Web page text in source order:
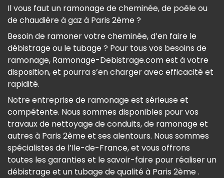
Il vous faut un ramonage de cheminée, de poêle ou
de chaudière à gaz à Paris 2ème ?
Besoin de ramoner votre cheminée, d’en faire le
débistrage ou le tubage ? Pour tous vos besoins de
ramonage, Ramonage-Debistrage.com est à votre
disposition, et pourra s’en charger avec efficacité et
rapidité.
Notre entreprise de ramonage est sérieuse et
compétente. Nous sommes disponibles pour vos
travaux de nettoyage de conduits, de ramonage et
autres à Paris 2ème et ses alentours. Nous sommes
spécialistes de l’Ile-de-France, et vous offrons
toutes les garanties et le savoir-faire pour réaliser un
débistrage et un tubage de qualité à Paris 2ème .